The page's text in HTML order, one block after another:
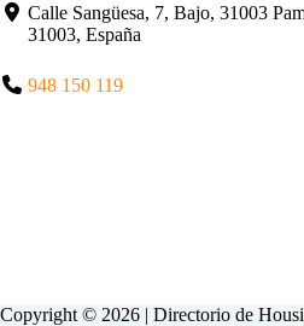
Calle Sangüesa, 7, Bajo, 31003
31003, España
948 150 119
Copyright © 2026 | Directorio de